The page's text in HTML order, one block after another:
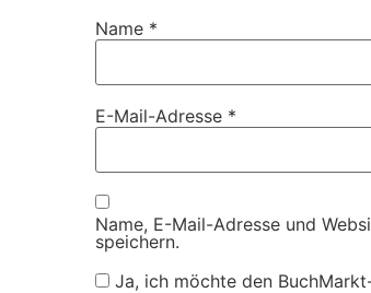
Name *
E-Mail-Adresse *
Name, E-Mail-Adresse und
speichern.
Ja, ich möchte den